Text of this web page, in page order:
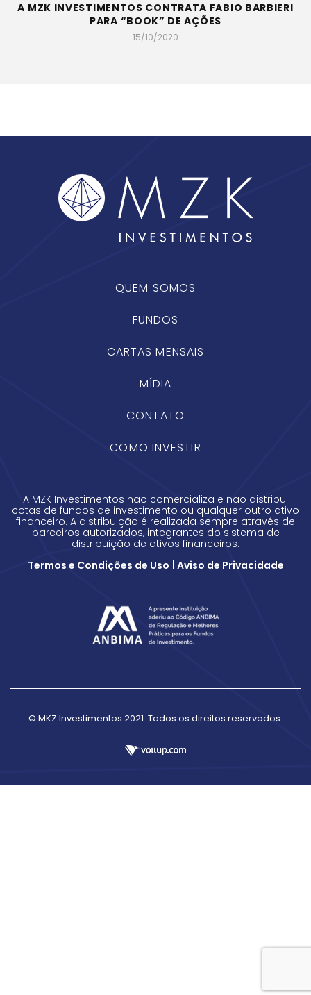
A MZK INVESTIMENTOS CONTRATA FABIO BARBIERI
PARA “BOOK” DE AÇÕES
15/10/2020
QUEM SOMOS
FUNDOS
CARTAS MENSAIS
MÍDIA
CONTATO
COMO INVESTIR
A MZK Investimentos não comercializa e não distribui
cotas de fundos de investimento ou qualquer outro ativo
financeiro. A distribuição é realizada sempre através de
parceiros autorizados, integrantes do sistema de
distribuição de ativos financeiros.
Termos e Condições de Uso Aviso de Privacidade
© MKZ Investimentos 2021. Todos os direitos reservados.